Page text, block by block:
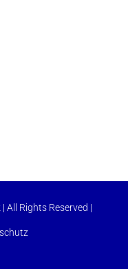
All Rights Reserved |